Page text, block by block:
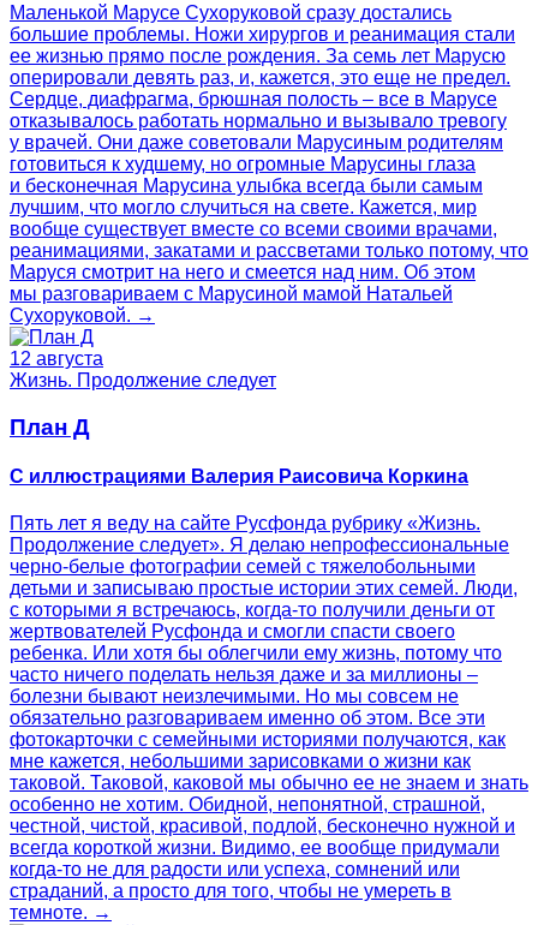
Маленькой Марусе Сухоруковой сразу достались
большие проблемы. Ножи хирургов и реанимация стали
ее жизнью прямо после рождения. За семь лет Марусю
оперировали девять раз, и, кажется, это еще не предел.
Сердце, диафрагма, брюшная полость – все в Марусе
отказывалось работать нормально и вызывало тревогу
у врачей. Они даже советовали Марусиным родителям
готовиться к худшему, но огромные Марусины глаза
и бесконечная Марусина улыбка всегда были самым
лучшим, что могло случиться на свете. Кажется, мир
вообще существует вместе со всеми своими врачами,
реанимациями, закатами и рассветами только потому, что
Маруся смотрит на него и смеется над ним. Об этом
мы разговариваем с Марусиной мамой Натальей
Сухоруковой. →
12 августа
Жизнь. Продолжение следует
План Д
С иллюстрациями Валерия Раисовича Коркина
Пять лет я веду на сайте Русфонда рубрику «Жизнь.
Продолжение следует». Я делаю непрофессиональные
черно-белые фотографии семей с тяжелобольными
детьми и записываю простые истории этих семей. Люди,
с которыми я встречаюсь, когда-то получили деньги от
жертвователей Русфонда и смогли спасти своего
ребенка. Или хотя бы облегчили ему жизнь, потому что
часто ничего поделать нельзя даже и за миллионы –
болезни бывают неизлечимыми. Но мы совсем не
обязательно разговариваем именно об этом. Все эти
фотокарточки с семейными историями получаются, как
мне кажется, небольшими зарисовками о жизни как
таковой. Таковой, каковой мы обычно ее не знаем и знать
особенно не хотим. Обидной, непонятной, страшной,
честной, чистой, красивой, подлой, бесконечно нужной и
всегда короткой жизни. Видимо, ее вообще придумали
когда-то не для радости или успеха, сомнений или
страданий, а просто для того, чтобы не умереть в
темноте. →